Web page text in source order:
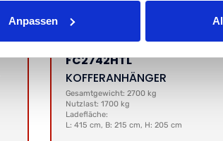
Anpassen
FC2742HTL
KOFFERANHÄNGER
Gesamtgewicht: 2700 kg
Nutzlast: 1700 kg
Ladefläche:
L: 415 cm, B: 215 cm, H: 205 cm